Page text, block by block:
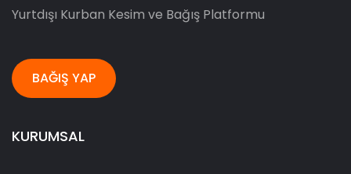
Yurtdışı Kurban Kesim ve Bağış Platformu
BAĞIŞ YAP
KURUMSAL